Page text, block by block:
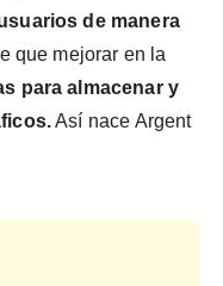
de manera
que mejorar en la
para almacenar y
Así nace Argent